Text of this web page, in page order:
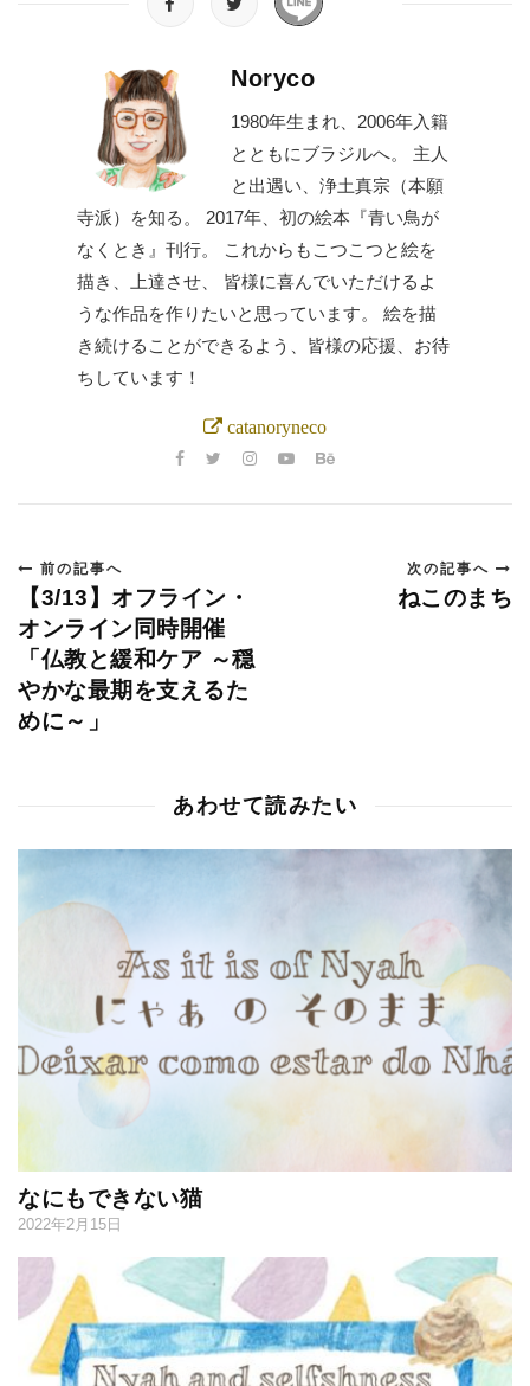
Noryco
1980年生まれ、2006年入籍
とともにブラジルへ。 主人
と出遇い、浄土真宗（本願
寺派）を知る。 2017年、初の絵本『青い鳥が
なくとき』刊行。 これからもこつこつと絵を
描き、上達させ、 皆様に喜んでいただけるよ
うな作品を作りたいと思っています。 絵を描
き続けることができるよう、皆様の応援、お待
ちしています！
catanoryneco
前の記事へ
【3/13】オフライン・
オンライン同時開催
「仏教と緩和ケア ～穏
やかな最期を支えるた
めに～」
次の記事へ
ねこのまち
あわせて読みたい
なにもできない猫
2022年2月15日